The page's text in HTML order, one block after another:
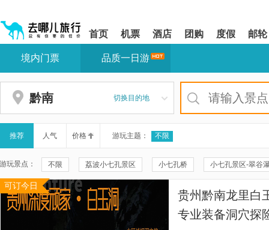
shift+enter
网
导
盲
导
模
式
您
站
区,
本
有
6
个
模
块,
首页 机票 酒店 团购 度假 邮轮
您
站
区
境内门票 品质一日游
黔南 切换目的地
推荐 人气 价格 游玩主题： 不限
游玩景点： 不限 荔波小七孔景区 小七孔桥 小七孔景区-翠谷
小七孔景区-拉雅瀑布
荔波酷玩森林 天星桥 陡坡塘瀑布 中国天眼平塘
可订今日
贵州黔南龙里白
专业装备洞穴探